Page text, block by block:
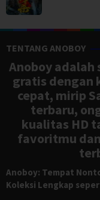
TENTANG ANOBOY
Anoboy adalah
gratis dengan
cepat, mirip
terbaru,
kualitas HD
favoritmu
Anoboy: Tempat
Koleksi Lengkap